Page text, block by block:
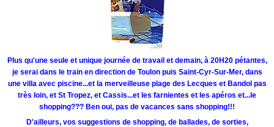
Plus qu'une seule et unique journée de travail et demain, à 20H20 pétantes,
je serai dans le train en direction de Toulon puis Saint-Cyr-Sur-Mer, dans
une villa avec piscine...et la merveilleuse plage des Lecques et Bandol pas
très loin, et St Tropez, et Cassis...et les farnientes et les apéros et...le
shopping??? Ben oui, pas de vacances sans shopping!!!
D'ailleurs, vos suggestions de shopping, de ballades, de sorties,